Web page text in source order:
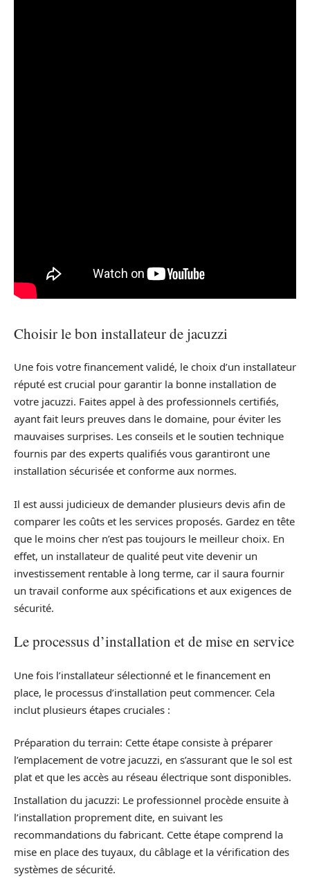
Choisir le bon installateur de jacuzzi
Une fois votre financement validé, le choix d’un installateur
réputé est crucial pour garantir la bonne installation de
votre jacuzzi. Faites appel à des professionnels certifiés,
ayant fait leurs preuves dans le domaine, pour éviter les
mauvaises surprises. Les conseils et le soutien technique
fournis par des experts qualifiés vous garantiront une
installation sécurisée et conforme aux normes.
Il est aussi judicieux de demander plusieurs devis afin de
comparer les coûts et les services proposés. Gardez en tête
que le moins cher n’est pas toujours le meilleur choix. En
effet, un installateur de qualité peut vite devenir un
investissement rentable à long terme, car il saura fournir
un travail conforme aux spécifications et aux exigences de
sécurité.
Le processus d’installation et de mise en service
Une fois l’installateur sélectionné et le financement en
place, le processus d’installation peut commencer. Cela
inclut plusieurs étapes cruciales :
Préparation du terrain: Cette étape consiste à préparer
l’emplacement de votre jacuzzi, en s’assurant que le sol est
plat et que les accès au réseau électrique sont disponibles.
Installation du jacuzzi: Le professionnel procède ensuite à
l’installation proprement dite, en suivant les
recommandations du fabricant. Cette étape comprend la
mise en place des tuyaux, du câblage et la vérification des
systèmes de sécurité.